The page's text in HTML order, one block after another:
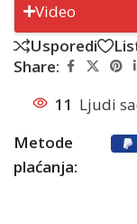
Video
Usporedi
Share:
11 Ljudi
Metode
plaćanja: